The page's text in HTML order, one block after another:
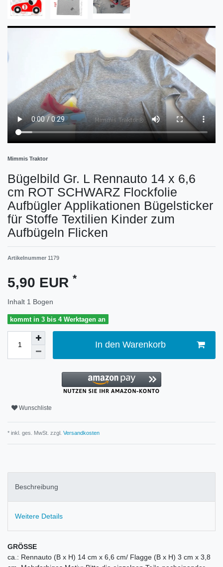
Mimmis Traktor
Bügelbild Gr. L Rennauto 14 x 6,6
cm ROT SCHWARZ Flockfolie
Aufbügler Applikationen Bügelsticker
für Stoffe Textilien Kinder zum
Aufbügeln Flicken
Artikelnummer 1179
5,90 EUR *
Inhalt 1 Bogen
kommt in 3 bis 4 Werktagen an
In den Warenkorb
Wunschliste
* inkl. ges. MwSt. zzgl. Versandkosten
Beschreibung
Weitere Details
GRÖSSE
ca.: Rennauto (B x H) 14 cm x 6,6 cm/ Flagge (B x H) 3 cm x 3,8